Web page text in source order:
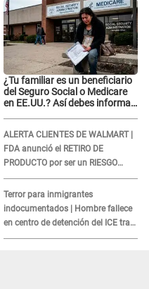
¿Tu familiar es un beneficiario
del Seguro Social o Medicare
en EE.UU.? Así debes informar
ALERTA CLIENTES DE WALMART |
FDA anunció el RETIRO DE
PRODUCTO por ser un RIESGO
MORTAL para consumidores: ¿Cuál
es?
Terror para inmigrantes
indocumentados | Hombre fallece
en centro de detención del ICE tras
sufrir una "emergencia médica"